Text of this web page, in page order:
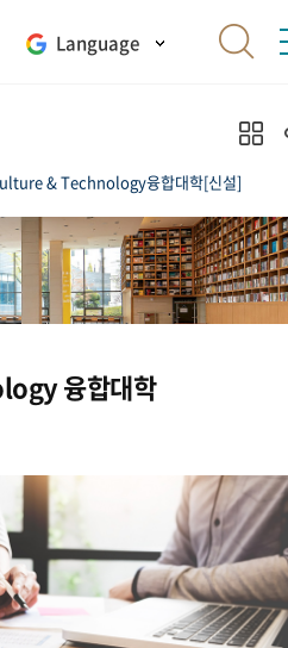
Language
& Technology융합대학[신설]
융합대학